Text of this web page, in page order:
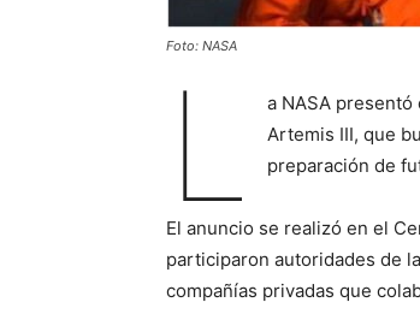
Foto: NASA
L
a NASA
Artemis III, que
preparación de
El anuncio se realizó en el
participaron autoridades de
compañías privadas que